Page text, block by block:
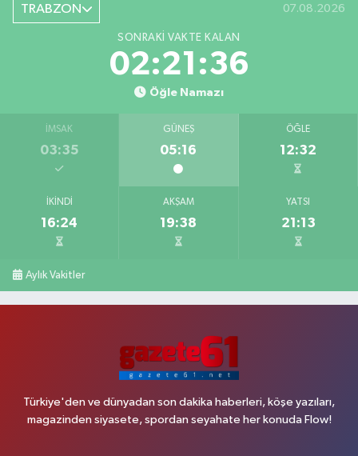
TRABZON 07.08.2026
SONRAKI VAKTE KALAN
02:21:35
Öğle Namazı
İMSAK
03:35
GÜNEŞ
05:16
ÖĞLE
12:32
İKINDI
16:24
AKŞAM
19:38
YATSI
21:13
Aylık Vakitler
Türkiye'den ve dünyadan son dakika haberleri, köşe yazıları,
magazinden siyasete, spordan seyahate her konuda Flow!